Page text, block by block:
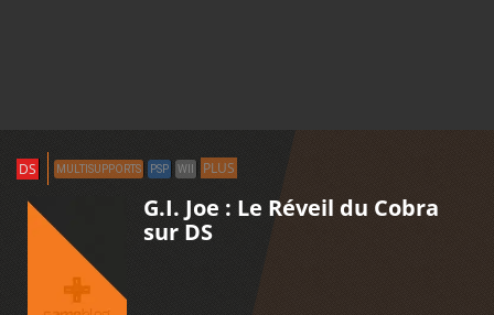
DS MULTISUPPORTS PSP WII PLUS
G.I. Joe : Le Réveil du Cobra
sur DS